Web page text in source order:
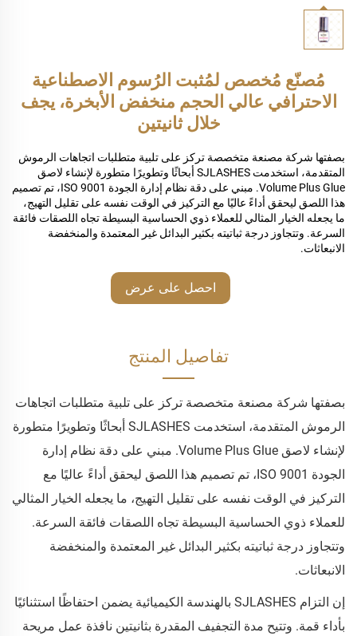
مُصنّع مُخصص لمُثبت الرُسوم الاصطناعية
الاحترافي عالي الحجم منخفض الأبخرة، يجف
خلال ثانيتين
بصفتها شركة مصنعة متخصصة تركز على تلبية متطلبات اتجاهات الرموش
المتقدمة، استخدمت SJLASHES أبحاثًا وتطويرًا متطورة لإنشاء لاصق
Volume Plus Glue. مبني على دقة نظام إدارة الجودة ISO 9001، تم تصميم
هذا اللصق ليحقق أداءً عاليًا مع التركيز في الوقت نفسه على تقليل التهيج،
ما يجعله الخيار المثالي للعملاء ذوي الحساسية البسيطة تجاه اللصقات فائقة
السرعة. وتتجاوز درجة ثباتيته بكثير البدائل غير المعتمدة والمنخفضة
الانبعاثات.
احصل على عرض
تفاصيل المنتج
بصفتها شركة مصنعة متخصصة تركز على تلبية متطلبات اتجاهات
الرموش المتقدمة، استخدمت SJLASHES أبحاثًا وتطويرًا متطورة
لإنشاء لاصق Volume Plus Glue. مبني على دقة نظام إدارة
الجودة ISO 9001، تم تصميم هذا اللصق ليحقق أداءً عاليًا مع
التركيز في الوقت نفسه على تقليل التهيج، ما يجعله الخيار المثالي
للعملاء ذوي الحساسية البسيطة تجاه اللصقات فائقة السرعة.
وتتجاوز درجة ثباتيته بكثير البدائل غير المعتمدة والمنخفضة
الانبعاثات.
إن التزام SJLASHES بالهندسة الكيميائية يضمن احتفاظًا استثنائيًا
بأداء قمة. وتتيح مدة التجفيف المقدرة بثانيتين نافذة عمل مريحة